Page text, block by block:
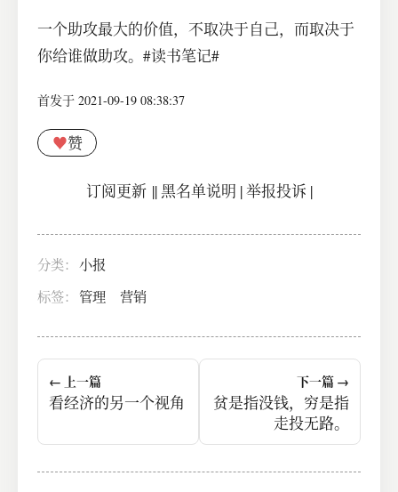
一个助攻最大的价值，不取决于自己，而取决于
你给谁做助攻。#读书笔记#
首发于 2021-09-19 08:38:37
♥赞
订阅更新||黑名单说明 |举报投诉 |
分类： 小报
标签： 管理 营销
← 上一篇
看经济的另一个视角
下一篇 →
贫是指没钱，穷是指
走投无路。